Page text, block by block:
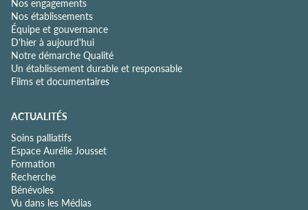
Nos établissements
Équipe et gouvernance
D'hier à aujourd'hui
Notre démarche Qualité
Un établissement durable et responsable
Films et documentaires
ACTUALITÉS
Soins palliatifs
Espace Aurélie Jousset
Formation
Recherche
Bénévoles
Vu dans les Médias